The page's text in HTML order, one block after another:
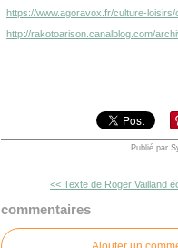
https://www.agoravox.fr/culture-
http://rakotoarison.canalblog.com/
Publié par
<< Texte de Roger Vailland
commentaires